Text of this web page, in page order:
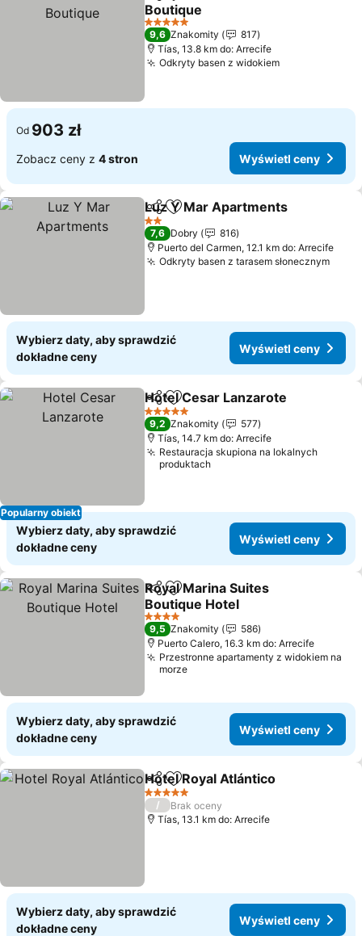
Boutique
5 Kategoria
9,6 Znakomity
817
Tías, 13.8 km do: Arrecife
Odkryty basen z widokiem
Od 903 zł
Zobacz ceny z 4 stron Wyświetl ceny
Udostępnij
Dodaj do ulubionych
Luz Y Mar Apartments
2 Kategoria
7,6 Dobry
816
Puerto del Carmen, 12.1 km do: Arrecife
Odkryty basen z tarasem słonecznym
Wybierz daty, aby sprawdzić
dokładne ceny
Wyświetl ceny
Popularny obiekt
Udostępnij
Dodaj do ulubionych
Hotel Cesar Lanzarote
5 Kategoria
9,2 Znakomity
577
Tías, 14.7 km do: Arrecife
Restauracja skupiona na lokalnych
produktach
Wybierz daty, aby sprawdzić
dokładne ceny
Wyświetl ceny
Udostępnij
Dodaj do ulubionych
Royal Marina Suites
Boutique Hotel
4 Kategoria
9,5 Znakomity
586
Puerto Calero, 16.3 km do: Arrecife
Przestronne apartamenty z widokiem na
morze
Wybierz daty, aby sprawdzić
dokładne ceny
Wyświetl ceny
Udostępnij
Dodaj do ulubionych
Hotel Royal Atlántico
5 Kategoria
/
Brak oceny
Tías, 13.1 km do: Arrecife
Wybierz daty, aby sprawdzić
dokładne ceny
Wyświetl ceny